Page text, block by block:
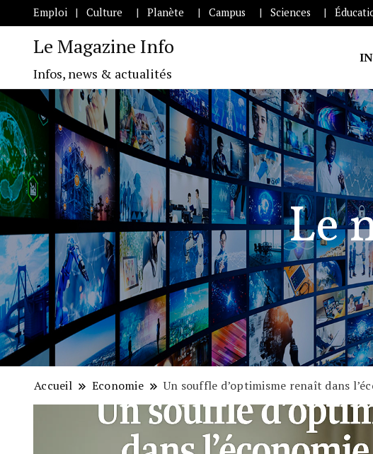
Emploi Culture Planète Campus Sciences
Le Magazine Info
Infos, news & actualités
Le
Accueil Economie Un souffle d’optimisme renaît dans